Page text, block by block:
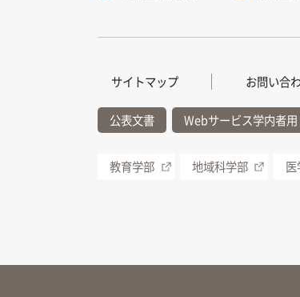
サイトマップ お問い合
公表文書 Webサービス学内者
教育学部 地域科学部